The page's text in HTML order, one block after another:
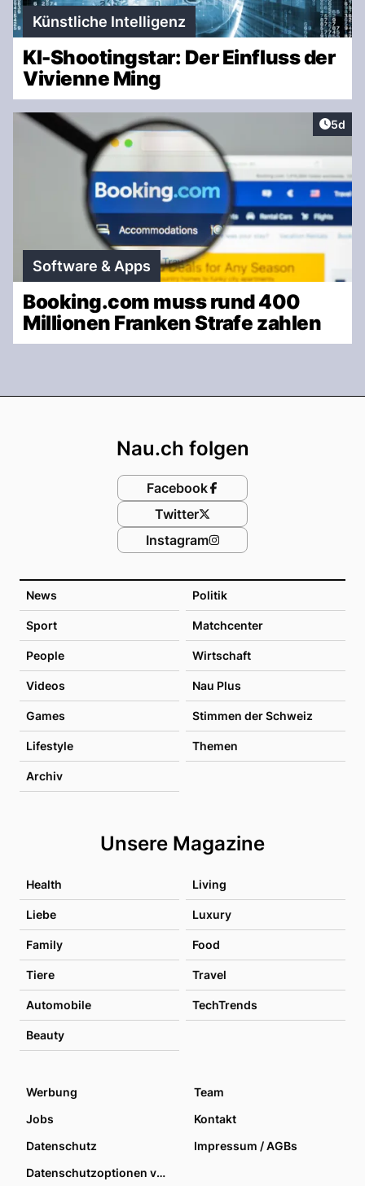
Künstliche Intelligenz
KI-Shootingstar: Der Einfluss der
Vivienne Ming
5d
Software & Apps
Booking.com muss rund 400
Millionen Franken Strafe zahlen
News Politik
Sport Matchcenter
People Wirtschaft
Videos Nau Plus
Games Stimmen der Schweiz
Lifestyle Themen
Archiv
Unsere Magazine
Health Living
Liebe Luxury
Family Food
Tiere Travel
Automobile TechTrends
Beauty
Nau.ch folgen
Facebook
Twitter
Instagram
Werbung
Team
Jobs
Kontakt
Datenschutz
Impressum / AGBs
Datenschutzoptionen verwalten